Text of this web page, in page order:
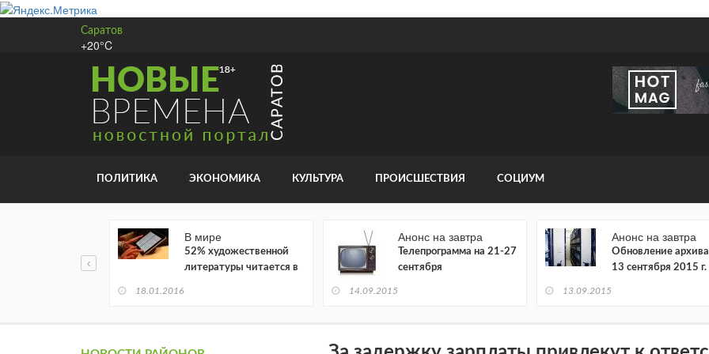
Саратов
+20°C
ПОЛИТИКА ЭКОНОМИКА КУЛЬТУРА ПРОИСШЕСТВИЯ СОЦИУМ
В мире
52% художественной
литературы читается в
18.01.2016
Анонс на завтра
Телепрограмма на 21-27
сентября
14.09.2015
Анонс на завтра
Обновление архива
13 сентября 2015 г.
13.09.2015